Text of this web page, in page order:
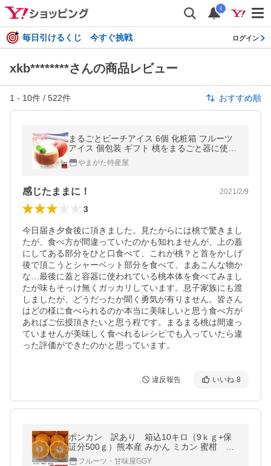
i
毎日引けるくじ 今すぐ挑戦 ログイン
xkb********さんの商品レビュー
1 - 10件 / 522件 おすすめ順
まるごとピーチアイス 6個 化粧箱 フルーツ
アイス 個包装 ギフト 桃をまるごと器に使用
桃アイスを詰めました
やまがた特産屋
感じたままに！ 2021/2/9
3
今日届き夕食後に頂きました。見たからには桃で驚きまし
たが、食べ方が間違っていたのかも知れませんが、上の蓋
にしてある部分をひと口食べて、これが桃？と首をかしげ
後で頂こうとシャーベット部分を食べて、まあこんな物か
な…最後に蓋と容器に使われている桃本体を食べてみまし
たが味もそっけ無くガッカリしています。息子家族にも渡
しましたが、どうだったか聞く勇気が有りません。皆さん
はどの様に食べられるのか本当に美味しいと思う食べ方が
あればご伝授頂きたいと思う程です。まるまる桃は間違っ
ていませんが美味しく食べれるレシピでも入っていたら違
った評価ができたのかと思っています。
違反報告 いいね 8
ポンカン 訳あり 箱込10キロ（9ｋｇ+保
証分500ｇ）熊本産 みかん ミカン 蜜柑 ぽ
んかん 早香ポンカン 太田ポンカン
フルーツ・甘味屋GGY